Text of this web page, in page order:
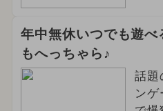
年中無休いつでも遊
もへっちゃら♪
話題
ン